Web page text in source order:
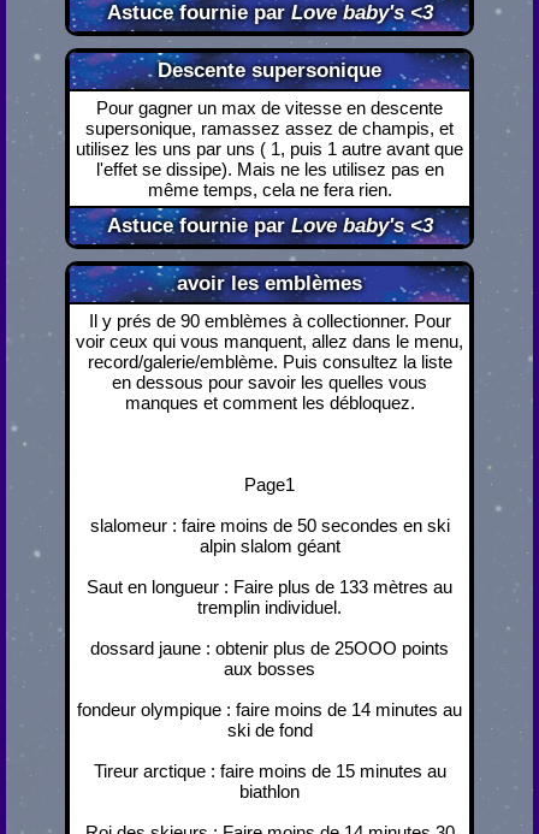
Astuce fournie parLove baby's <3
Descente supersonique
Astuce fournie parLove baby's <3
Pour gagner un max de vitesse en descente
supersonique, ramassez assez de champis, et
utilisez les uns par uns ( 1, puis 1 autre avant que
l'effet se dissipe). Mais ne les utilisez pas en
même temps, cela ne fera rien.
avoir les emblèmes
Il y prés de 90 emblèmes à collectionner. Pour
voir ceux qui vous manquent, allez dans le menu,
record/galerie/emblème. Puis consultez la liste
en dessous pour savoir les quelles vous
manques et comment les débloquez.
Page1
slalomeur : faire moins de 50 secondes en ski
alpin slalom géant
Saut en longueur : Faire plus de 133 mètres au
tremplin individuel.
dossard jaune : obtenir plus de 25OOO points
aux bosses
fondeur olympique : faire moins de 14 minutes au
ski de fond
Tireur arctique : faire moins de 15 minutes au
biathlon